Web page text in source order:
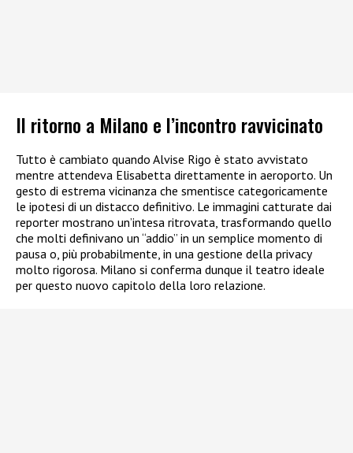
Il ritorno a Milano e l’incontro ravvicinato
Tutto è cambiato quando Alvise Rigo è stato avvistato
mentre attendeva Elisabetta direttamente in aeroporto. Un
gesto di estrema vicinanza che smentisce categoricamente
le ipotesi di un distacco definitivo. Le immagini catturate dai
reporter mostrano un’intesa ritrovata, trasformando quello
che molti definivano un “addio” in un semplice momento di
pausa o, più probabilmente, in una gestione della privacy
molto rigorosa. Milano si conferma dunque il teatro ideale
per questo nuovo capitolo della loro relazione.